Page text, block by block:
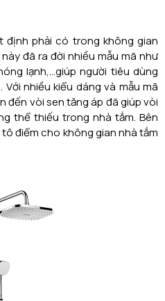
định phải có trong không gian
đã ra đời nhiều mẫu mã như
lạnh,...giúp người tiêu dùng
nhiều kiểu dáng và mẫu mã
đến vòi sen tăng áp đã giúp vòi
thể thiếu trong nhà tắm. Bên
điểm cho không gian nhà tắm